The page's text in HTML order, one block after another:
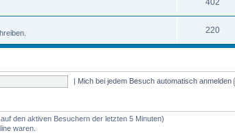
402
220
| Mich bei jedem Besuch automatisch anmelden
den aktiven Besuchern der letzten 5 Minuten)
waren.